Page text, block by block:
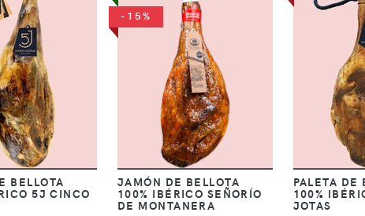
BELLOTA
5J CINCO
-15%
JAMÓN DE BELLOTA
100% IBÉRICO SEÑORÍO
DE MONTANERA
PALETA DE
100%
JOTAS